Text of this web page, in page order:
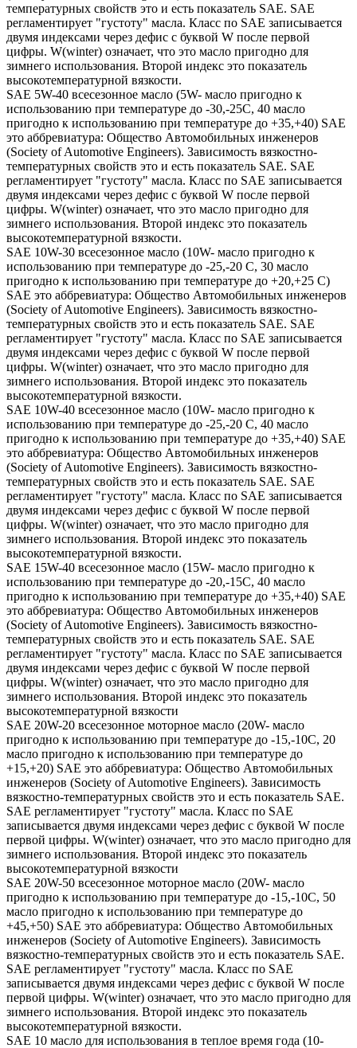
температурных свойств это и есть показатель SAE. SAE
регламентирует "густоту" масла. Класс по SAE записывается
двумя индексами через дефис с буквой W после первой
цифры. W(winter) означает, что это масло пригодно для
зимнего использования. Второй индекс это показатель
высокотемпературной вязкости.
SAE 5W-40 всесезонное масло (5W- масло пригодно к
использованию при температуре до -30,-25С, 40 масло
пригодно к использованию при температуре до +35,+40) SAE
это аббревиатура: Общество Автомобильных инженеров
(Society of Automotive Engineers). Зависимость вязкостно-
температурных свойств это и есть показатель SAE. SAE
регламентирует "густоту" масла. Класс по SAE записывается
двумя индексами через дефис с буквой W после первой
цифры. W(winter) означает, что это масло пригодно для
зимнего использования. Второй индекс это показатель
высокотемпературной вязкости.
SAE 10W-30 всесезонное масло (10W- масло пригодно к
использованию при температуре до -25,-20 С, 30 масло
пригодно к использованию при температуре до +20,+25 С)
SAE это аббревиатура: Общество Автомобильных инженеров
(Society of Automotive Engineers). Зависимость вязкостно-
температурных свойств это и есть показатель SAE. SAE
регламентирует "густоту" масла. Класс по SAE записывается
двумя индексами через дефис с буквой W после первой
цифры. W(winter) означает, что это масло пригодно для
зимнего использования. Второй индекс это показатель
высокотемпературной вязкости.
SAE 10W-40 всесезонное масло (10W- масло пригодно к
использованию при температуре до -25,-20 С, 40 масло
пригодно к использованию при температуре до +35,+40) SAE
это аббревиатура: Общество Автомобильных инженеров
(Society of Automotive Engineers). Зависимость вязкостно-
температурных свойств это и есть показатель SAE. SAE
регламентирует "густоту" масла. Класс по SAE записывается
двумя индексами через дефис с буквой W после первой
цифры. W(winter) означает, что это масло пригодно для
зимнего использования. Второй индекс это показатель
высокотемпературной вязкости.
SAE 15W-40 всесезонное масло (15W- масло пригодно к
использованию при температуре до -20,-15С, 40 масло
пригодно к использованию при температуре до +35,+40) SAE
это аббревиатура: Общество Автомобильных инженеров
(Society of Automotive Engineers). Зависимость вязкостно-
температурных свойств это и есть показатель SAE. SAE
регламентирует "густоту" масла. Класс по SAE записывается
двумя индексами через дефис с буквой W после первой
цифры. W(winter) означает, что это масло пригодно для
зимнего использования. Второй индекс это показатель
высокотемпературной вязкости
SAE 20W-20 всесезонное моторное масло (20W- масло
пригодно к использованию при температуре до -15,-10С, 20
масло пригодно к использованию при температуре до
+15,+20) SAE это аббревиатура: Общество Автомобильных
инженеров (Society of Automotive Engineers). Зависимость
вязкостно-температурных свойств это и есть показатель SAE.
SAE регламентирует "густоту" масла. Класс по SAE
записывается двумя индексами через дефис с буквой W после
первой цифры. W(winter) означает, что это масло пригодно для
зимнего использования. Второй индекс это показатель
высокотемпературной вязкости
SAE 20W-50 всесезонное моторное масло (20W- масло
пригодно к использованию при температуре до -15,-10С, 50
масло пригодно к использованию при температуре до
+45,+50) SAE это аббревиатура: Общество Автомобильных
инженеров (Society of Automotive Engineers). Зависимость
вязкостно-температурных свойств это и есть показатель SAE.
SAE регламентирует "густоту" масла. Класс по SAE
записывается двумя индексами через дефис с буквой W после
первой цифры. W(winter) означает, что это масло пригодно для
зимнего использования. Второй индекс это показатель
высокотемпературной вязкости.
SAE 10 масло для использования в теплое время года (10-